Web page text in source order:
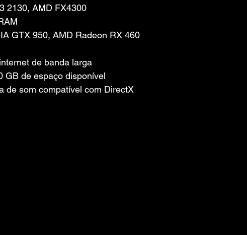
2130, AMD FX4300
GTX 950, AMD Radeon RX 460
de banda larga
GB de espaço disponível
de som compatível com DirectX